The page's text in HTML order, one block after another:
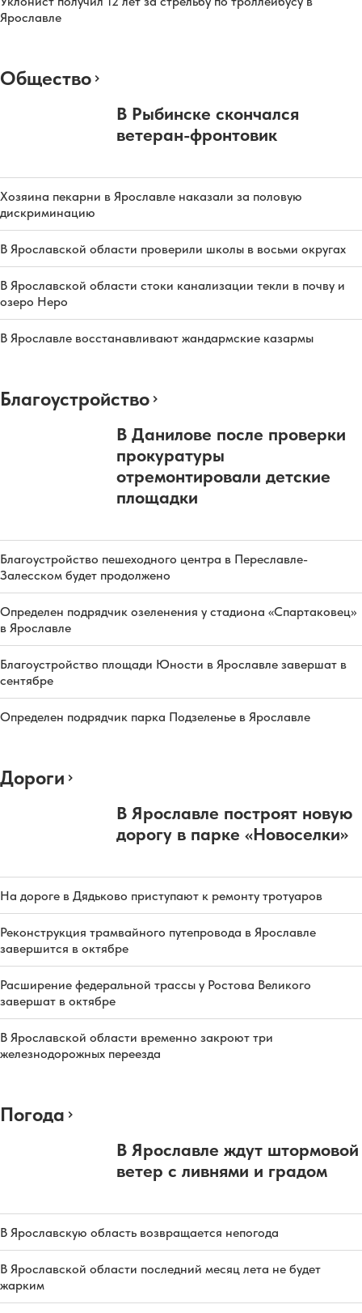
Ярославле
Общество
В Рыбинске скончался
ветеран-фронтовик
Хозяина пекарни в Ярославле наказали за половую
дискриминацию
В Ярославской области проверили школы в восьми округах
В Ярославской области стоки канализации текли в почву и
озеро Неро
В Ярославле восстанавливают жандармские казармы
Благоустройство
В Данилове после проверки
прокуратуры
отремонтировали детские
площадки
Благоустройство пешеходного центра в Переславле-
Залесском будет продолжено
Определен подрядчик озеленения у стадиона «Спартаковец»
в Ярославле
Благоустройство площади Юности в Ярославле завершат в
сентябре
Определен подрядчик парка Подзеленье в Ярославле
Дороги
В Ярославле построят новую
дорогу в парке «Новоселки»
На дороге в Дядьково приступают к ремонту тротуаров
Реконструкция трамвайного путепровода в Ярославле
завершится в октябре
Расширение федеральной трассы у Ростова Великого
завершат в октябре
В Ярославской области временно закроют три
железнодорожных переезда
Погода
В Ярославле ждут штормовой
ветер с ливнями и градом
В Ярославскую область возвращается непогода
В Ярославской области последний месяц лета не будет
жарким